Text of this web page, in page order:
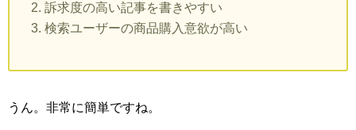
訴求度の高い記事を書きやすい
検索ユーザーの商品購入意欲が高い
うん。非常に簡単ですね。